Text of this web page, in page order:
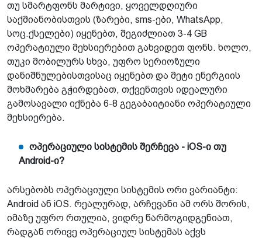
თუ სმარტფონს მარტივი, ყოველდღიური
საქმიანობისთვის (ზარები, sms-ები, WhatsApp,
სოც.ქსელები) იყენებთ, შეგიძლიათ 3-4 GB
ოპერატიული მეხსიერებით გახვიდეთ ფონს. ხოლო,
თუკი მობილურს სხვა, უფრო სერიოზული
დანიშნულებისთვისაც იყენებთ და მეტი ენერგიის
მოხმარება გჭირდებათ, თქვენთვის იდეალური
გამოსავალი იქნება 6-8 გეგაბაიტიანი ოპერატიული
მეხსიერება.
ოპერაციული სისტემის შერჩევა - iOS-ი თუ
Android-ი?
არსებობს ოპერაციული სისტემის ორი ვარიანტი:
Android ან iOS. რეალურად, არჩევანი ამ ორს შორის,
იმაზე უფრო რთულია, ვიდრე წარმოგიდგენიათ,
რადგან ორივე ოპერაციულ სისტემას აქვს